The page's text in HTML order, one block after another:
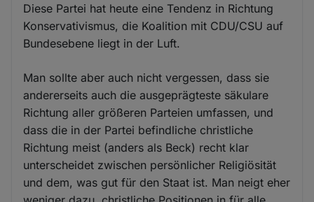
Diese Partei hat heute eine Tendenz in Richtung
Konservativismus, die Koalition mit CDU/CSU auf
Bundesebene liegt in der Luft.
Man sollte aber auch nicht vergessen, dass sie
andererseits auch die ausgeprägteste säkulare
Richtung aller größeren Parteien umfassen, und
dass die in der Partei befindliche christliche
Richtung meist (anders als Beck) recht klar
unterscheidet zwischen persönlicher Religiösität
und dem, was gut für den Staat ist. Man neigt eher